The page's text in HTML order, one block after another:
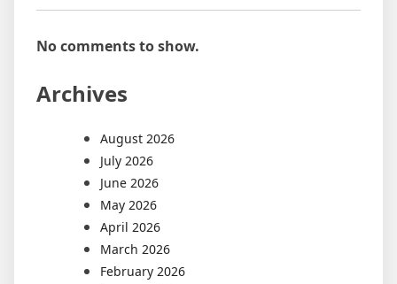
No comments to show.
Archives
August 2026
July 2026
June 2026
May 2026
April 2026
March 2026
February 2026